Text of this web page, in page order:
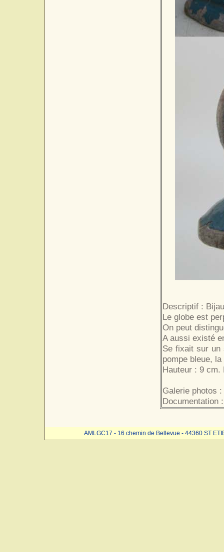
Descriptif :
Le globe est
On peut
A aussi existé
Se fixait sur un
pompe bleue,
Hauteur : 9 cm.
Galerie photos :
Documentation :
AMLGC17 - 16 chemin de Bellevue - 44360 ST